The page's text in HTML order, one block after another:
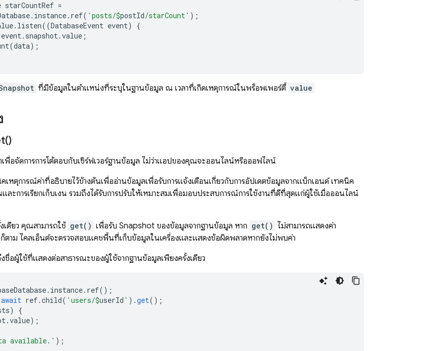
starCountRef =
. instance. ref( 'posts/$postId/starCount' );
. listen((DatabaseEvent event)
{
event. snapshot.value ;
(data);
ที่มีข้อมูลในตำแหน่งที่ระบุในฐานข้อมูล ณ เวลาที่เกิดเหตุการณ์ในพร็อพเพอร์ตี้ value
)
เพื่อจัดการการโต้ตอบกับเซิร์ฟเวอร์ฐานข้อมูล ไม่ว่าแอปของคุณจะออนไลน์หรือออฟไลน์
คเหตุการณ์ค่าที่อธิบายไว้ข้างต้นเพื่ออ่านข้อมูลเพื่อรับการแจ้งเตือนเกี่ยวกับการอัปเดตข้อมูลจากแบ็กเอนด์ เทคนิค
นและการเรียกเก็บเงิน รวมถึงได้รับการปรับให้เหมาะสมเพื่อมอบประสบการณ์การใช้งานที่ดีที่สุดแก่ผู้ใช้เมื่อออนไลน์
เดียว คุณสามารถใช้ get() เพื่อรับ Snapshot ของข้อมูลจากฐานข้อมูล หาก get() ไม่สามารถแสดงค่า
ดก็ตาม ไคลเอ็นต์จะตรวจสอบแคชพื้นที่เก็บข้อมูลในเครื่องและแสดงข้อผิดพลาดหากยังไม่พบค่า
งชื่อผู้ใช้ที่แสดงต่อสาธารณะของผู้ใช้จากฐานข้อมูลเพียงครั้งเดียว
. instance. ref();
await ref.child( 'users/$userId ' ).get();
)
{
.value);
available.' );